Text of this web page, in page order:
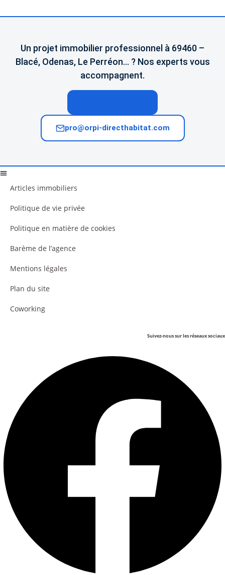
Un projet immobilier professionnel à 69460 –
Blacé, Odenas, Le Perréon… ? Nos experts vous
accompagnent.
pro@orpi-directhabitat.com
Articles immobiliers
Politique de vie privée
Politique en matière de cookies
Barème de l’agence
Mentions légales
Plan du site
Coworking
Suivez-nous sur les réseaux sociaux